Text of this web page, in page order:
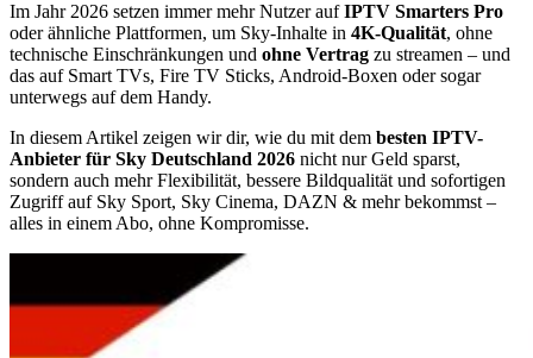
Im Jahr 2026 setzen immer mehr Nutzer aufIPTV Smarters Pro
oder ähnliche Plattformen, um Sky-Inhalte in 4K-Qualität, ohne
technische Einschränkungen und ohne Vertrag zu streamen – und
das auf Smart TVs, Fire TV Sticks, Android-Boxen oder sogar
unterwegs auf dem Handy.
In diesem Artikel zeigen wir dir, wie du mit dem besten IPTV-
Anbieter für Sky Deutschland 2026 nicht nur Geld sparst,
sondern auch mehr Flexibilität, bessere Bildqualität und sofortigen
Zugriff auf Sky Sport, Sky Cinema, DAZN & mehr bekommst –
alles in einem Abo, ohne Kompromisse.